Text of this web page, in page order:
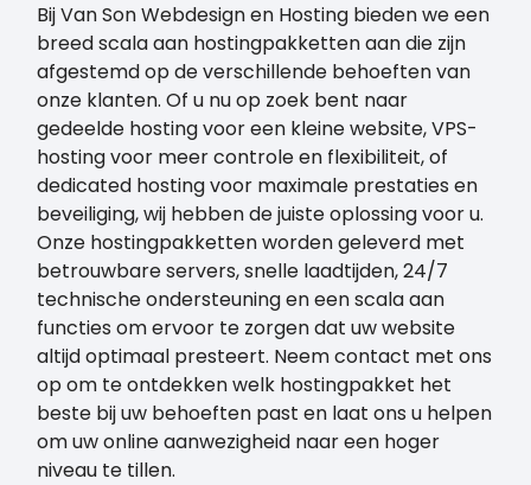
Bij Van Son Webdesign en Hosting bieden we een
breed scala aan hostingpakketten aan die zijn
afgestemd op de verschillende behoeften van
onze klanten. Of u nu op zoek bent naar
gedeelde hosting voor een kleine website, VPS-
hosting voor meer controle en flexibiliteit, of
dedicated hosting voor maximale prestaties en
beveiliging, wij hebben de juiste oplossing voor u.
Onze hostingpakketten worden geleverd met
betrouwbare servers, snelle laadtijden, 24/7
technische ondersteuning en een scala aan
functies om ervoor te zorgen dat uw website
altijd optimaal presteert. Neem contact met ons
op om te ontdekken welk hostingpakket het
beste bij uw behoeften past en laat ons u helpen
om uw online aanwezigheid naar een hoger
niveau te tillen.